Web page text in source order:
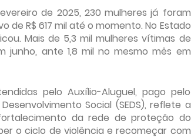
de 2025, 230 mulheres já foram
R$ 617 mil até o momento. No Estado
Mais de 5,3 mil mulheres vítimas de
ante 1,8 mil no mesmo mês em
pelo Auxílio-Aluguel, pago pelo
Social (SEDS), reflete a
da rede de proteção do
o ciclo de violência e recomeçar com